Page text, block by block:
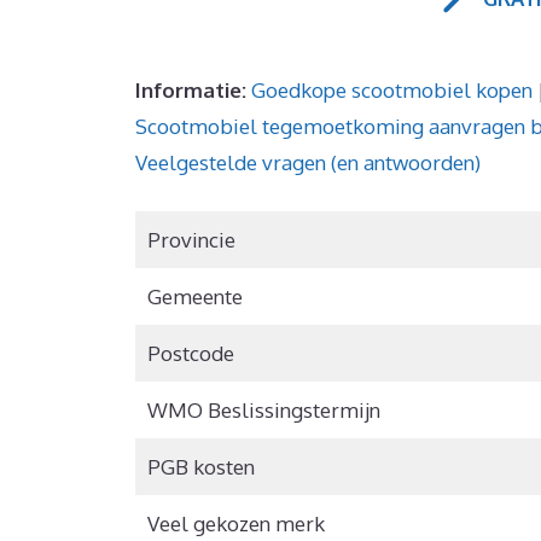
Informatie:Goedkope scootmobiel kopen
Scootmobiel tegemoetkoming aanvragen
Veelgestelde vragen (en antwoorden)
Provincie
Gemeente
Postcode
WMO Beslissingstermijn
PGB kosten
Veel gekozen merk